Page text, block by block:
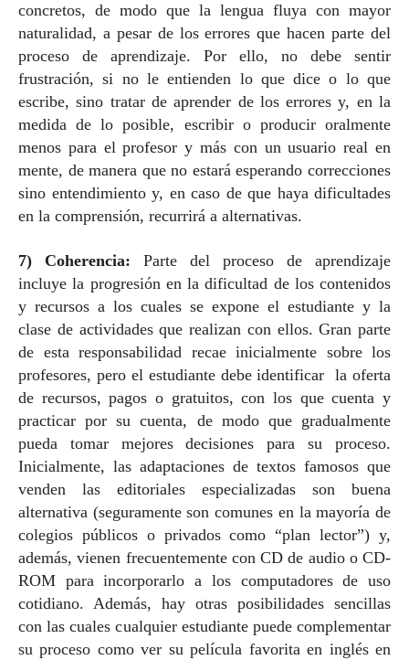
concretos, de modo que la lengua fluya con mayor
naturalidad, a pesar de los errores que hacen parte del
proceso de aprendizaje. Por ello, no debe sentir
frustración, si no le entienden lo que dice o lo que
escribe, sino tratar de aprender de los errores y, en la
medida de lo posible, escribir o producir oralmente
menos para el profesor y más con un usuario real en
mente, de manera que no estará esperando correcciones
sino entendimiento y, en caso de que haya dificultades
en la comprensión, recurrirá a alternativas.
7) Coherencia: Parte del proceso de aprendizaje
incluye la progresión en la dificultad de los contenidos
y recursos a los cuales se expone el estudiante y la
clase de actividades que realizan con ellos. Gran parte
de esta responsabilidad recae inicialmente sobre los
profesores, pero el estudiante debe identificar la oferta
de recursos, pagos o gratuitos, con los que cuenta y
practicar por su cuenta, de modo que gradualmente
pueda tomar mejores decisiones para su proceso.
Inicialmente, las adaptaciones de textos famosos que
venden las editoriales especializadas son buena
alternativa (seguramente son comunes en la mayoría de
colegios públicos o privados como “plan lector”) y,
además, vienen frecuentemente con CD de audio o CD-
ROM para incorporarlo a los computadores de uso
cotidiano. Además, hay otras posibilidades sencillas
con las cuales cualquier estudiante puede complementar
su proceso como ver su película favorita en inglés en